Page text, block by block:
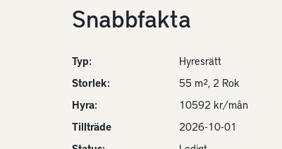
Snabbfakta
Typ:
Hyresrätt
Storlek:
55 m², 2 Rok
Hyra:
10592 kr/mån
Tillträde
2026-10-01